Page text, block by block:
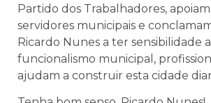
Partido dos Trabalhadores,
servidores municipais e
Ricardo Nunes a ter sensibilidade
funcionalismo municipal,
ajudam a construir esta cidade